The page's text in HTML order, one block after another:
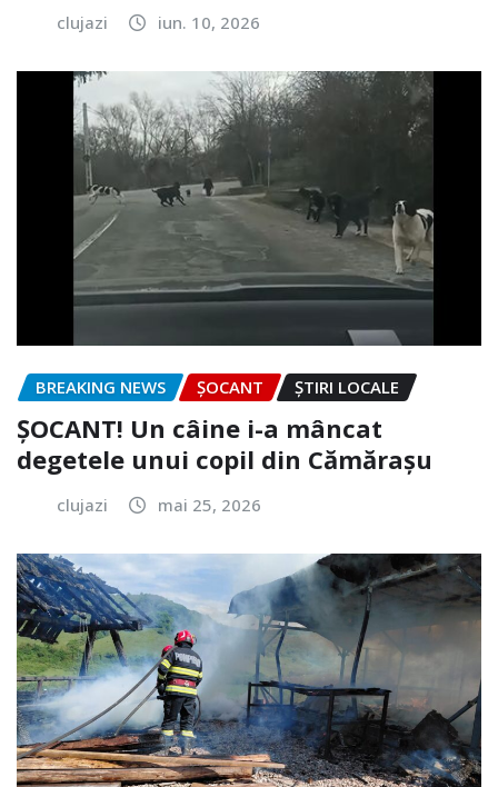
clujazi iun. 10, 2026
BREAKING NEWS ȘOCANT ȘTIRI LOCALE
ȘOCANT! Un câine i-a mâncat
degetele unui copil din Cămărașu
clujazi mai 25, 2026